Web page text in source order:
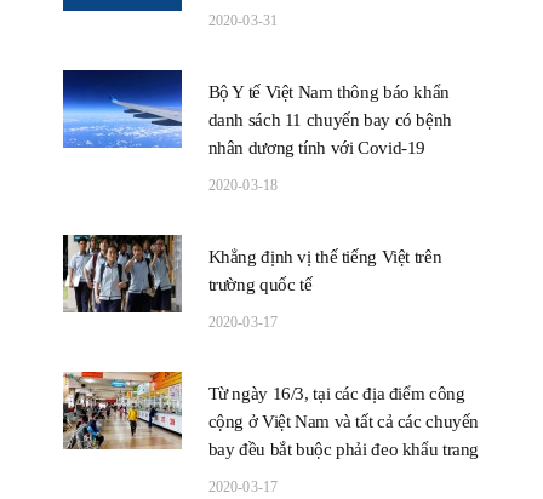
2020-03-31
Bộ Y tế Việt Nam thông báo khẩn
danh sách 11 chuyến bay có bệnh
nhân dương tính với Covid-19
2020-03-18
Khẳng định vị thế tiếng Việt trên
trường quốc tế
2020-03-17
Từ ngày 16/3, tại các địa điểm công
cộng ở Việt Nam và tất cả các chuyến
bay đều bắt buộc phải đeo khẩu trang
2020-03-17